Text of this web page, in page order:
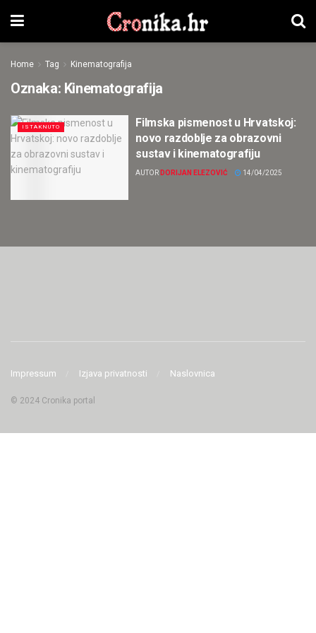
Home Tag Kinematografija
Oznaka: Kinematografija
ISTAKNUTO
Filmska pismenost u Hrvatskoj:
novo razdoblje za obrazovni
sustav i kinematografiju
AUTOR DORIJAN ELEZOVIĆ 14/04/2025
Impressum Izjava privatnosti Naslovnica
© 2024 Cronika portal